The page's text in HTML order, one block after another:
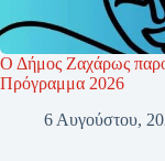
Ο Δήμος Ζαχάρως
Πρόγραμμα 2026
6 Αυγούστου,